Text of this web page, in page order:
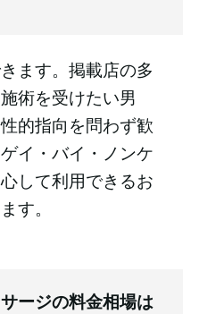
ます。掲載店の多
術を受けたい男
的指向を問わず歓
イ・バイ・ノンケ
して利用できるお
す。
ージの料金相場は